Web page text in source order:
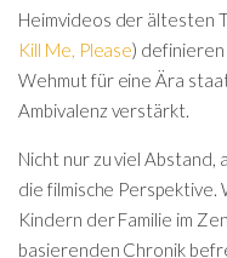
Heimvideos der ältesten
Kill Me, Please)
Wehmut für eine Ära
Ambivalenz verstärkt.
Nicht nur zu viel
die filmische Perspektive.
Kindern der Familie im
basierenden Chronik